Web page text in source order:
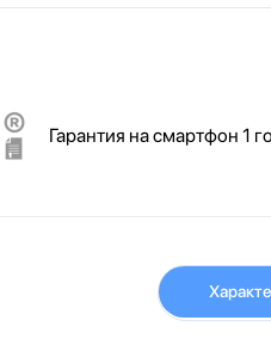
Гарантия на смартфон 1